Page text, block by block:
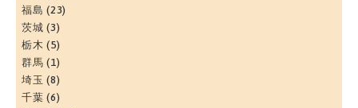
福島 (23)
茨城 (3)
栃木 (5)
群馬 (1)
埼玉 (8)
千葉 (6)